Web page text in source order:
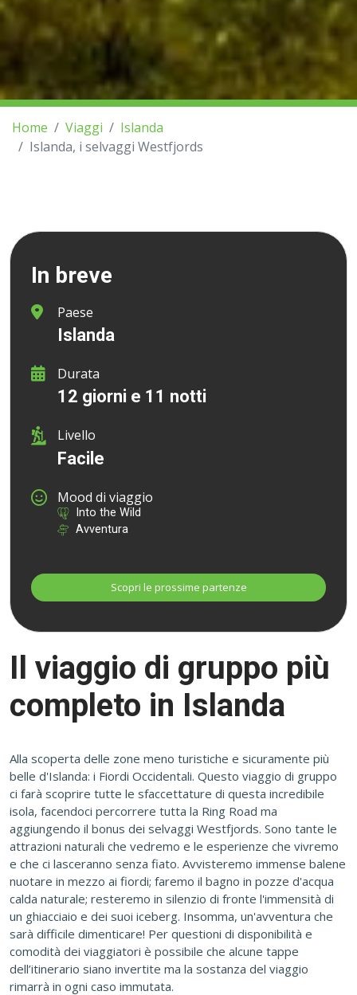
Home Viaggi
Islanda
Islanda, i selvaggi Westfjords
In breve
Paese
Islanda
Durata
12 giorni e 11 notti
Livello
Facile
Mood di viaggio
Into the Wild
Avventura
Il viaggio di gruppo più
completo in Islanda
Alla scoperta delle zone meno turistiche e sicuramente più
belle d'Islanda: i Fiordi Occidentali. Questo viaggio di gruppo
ci farà scoprire tutte le sfaccettature di questa incredibile
isola, facendoci percorrere tutta la Ring Road ma
aggiungendo il bonus dei selvaggi Westfjords. Sono tante le
attrazioni naturali che vedremo e le esperienze che vivremo
e che ci lasceranno senza fiato. Avvisteremo immense balene
nuotare in mezzo ai fiordi; faremo il bagno in pozze d'acqua
calda naturale; resteremo in silenzio di fronte l'immensità di
un ghiacciaio e dei suoi iceberg. Insomma, un'avventura che
sarà difficile dimenticare! Per questioni di disponibilità e
comodità dei viaggiatori è possibile che alcune tappe
dell’itinerario siano invertite ma la sostanza del viaggio
rimarrà in ogni caso immutata.